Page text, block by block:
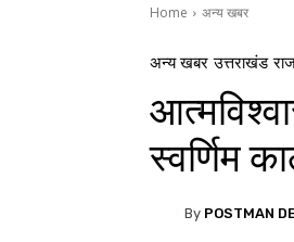
Home अन्य खबर
अन्य खबर उत्तराखंड
स्वर्णिम
By POSTMAN